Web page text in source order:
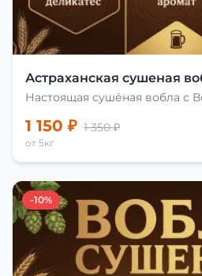
Астраханская сушеная
Настоящая сушёная вобла с
1 150 ₽ 1 350 ₽
от 5кг
-10%